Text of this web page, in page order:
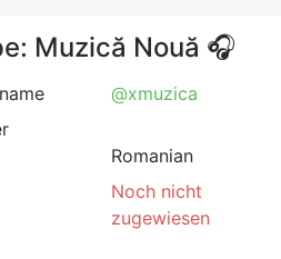
Muzică Nouă 🎧
@xmuzica
Romanian
Noch nicht
zugewiesen